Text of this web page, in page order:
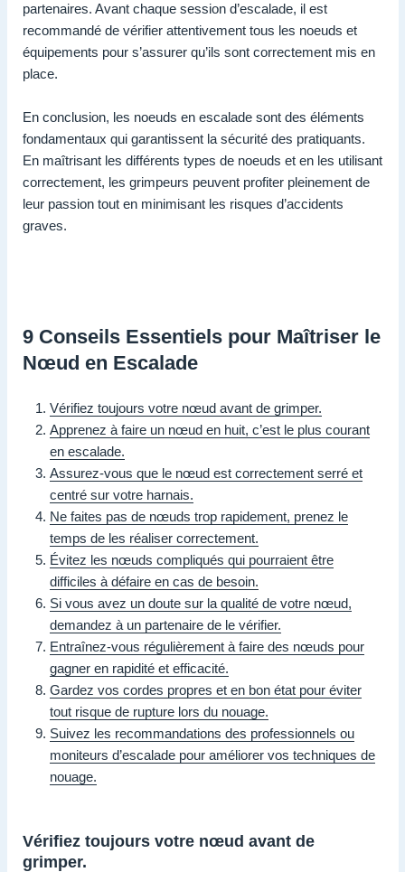
partenaires. Avant chaque session d’escalade, il est
recommandé de vérifier attentivement tous les noeuds et
équipements pour s’assurer qu’ils sont correctement mis en
place.
En conclusion, les noeuds en escalade sont des éléments
fondamentaux qui garantissent la sécurité des pratiquants.
En maîtrisant les différents types de noeuds et en les utilisant
correctement, les grimpeurs peuvent profiter pleinement de
leur passion tout en minimisant les risques d’accidents
graves.
9 Conseils Essentiels pour Maîtriser le
Nœud en Escalade
Vérifiez toujours votre nœud avant de grimper.
Apprenez à faire un nœud en huit, c’est le plus courant
en escalade.
Assurez-vous que le nœud est correctement serré et
centré sur votre harnais.
Ne faites pas de nœuds trop rapidement, prenez le
temps de les réaliser correctement.
Évitez les nœuds compliqués qui pourraient être
difficiles à défaire en cas de besoin.
Si vous avez un doute sur la qualité de votre nœud,
demandez à un partenaire de le vérifier.
Entraînez-vous régulièrement à faire des nœuds pour
gagner en rapidité et efficacité.
Gardez vos cordes propres et en bon état pour éviter
tout risque de rupture lors du nouage.
Suivez les recommandations des professionnels ou
moniteurs d’escalade pour améliorer vos techniques de
nouage.
Vérifiez toujours votre nœud avant de
grimper.